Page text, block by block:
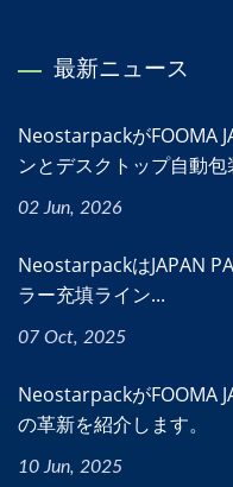
最新ニュース
NeostarpackがFOOMA
ンとデスクトップ自動
02 Jun, 2026
NeostarpackはJAPAN
ラー充填ライン...
07 Oct, 2025
NeostarpackがFOOMA
の革新を紹介します。
10 Jun, 2025